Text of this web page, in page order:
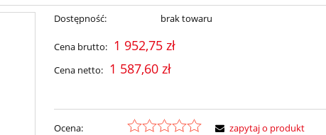
Dostępność: brak towaru
Cena brutto: 1 952,75 zł
Cena netto: 1 587,60 zł
Ocena:
zapytaj o produkt